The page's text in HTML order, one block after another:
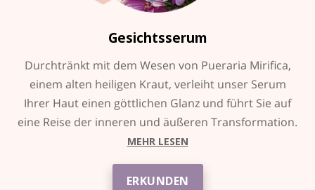
Gesichtsserum
Durchtränkt mit dem Wesen von Pueraria Mirifica,
einem alten heiligen Kraut, verleiht unser Serum
Ihrer Haut einen göttlichen Glanz und führt Sie auf
eine Reise der inneren und äußeren Transformation.
MEHR LESEN
ERKUNDEN